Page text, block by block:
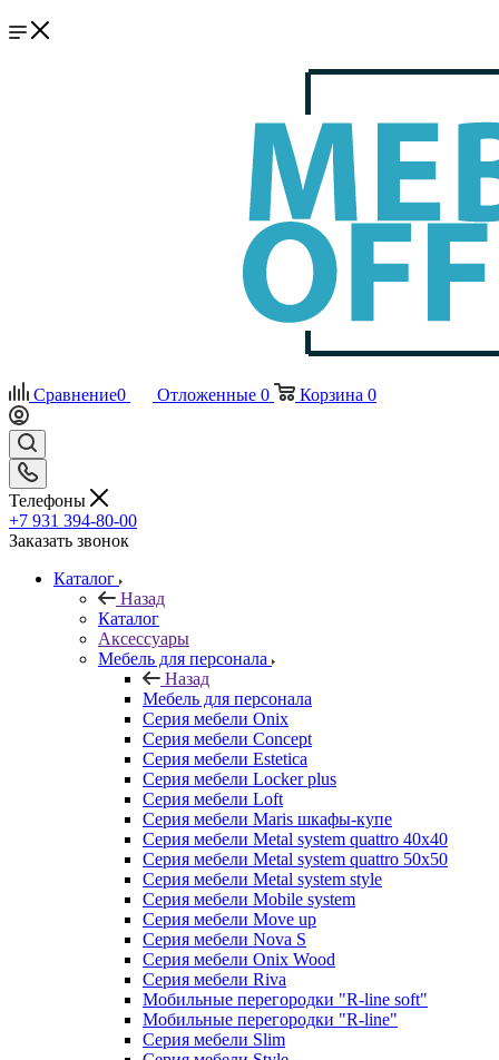
Сравнение0 Отложенные 0 Корзина 0
Телефоны
+7 931 394-80-00
Заказать звонок
Каталог
Назад
Каталог
Аксессуары
Мебель для персонала
Назад
Мебель для персонала
Серия мебели Onix
Серия мебели Concept
Серия мебели Estetica
Серия мебели Locker plus
Серия мебели Loft
Серия мебели Maris шкафы-купе
Серия мебели Metal system quattro 40x40
Серия мебели Metal system quattro 50x50
Серия мебели Metal system style
Серия мебели Mobile system
Серия мебели Move up
Серия мебели Nova S
Серия мебели Onix Wood
Серия мебели Riva
Мобильные перегородки "R-line soft"
Мобильные перегородки "R-line"
Серия мебели Slim